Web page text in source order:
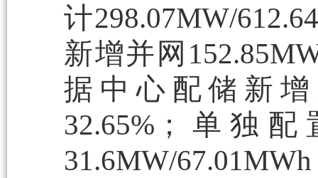
计298.07MW/
新增并网
据中心配储新增
32.65%；单独
31.6MW/